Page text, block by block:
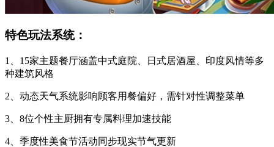
特色玩法系统：
1、15家主题餐厅涵盖中式庭院、日式居酒屋、印度风情等多
种建筑风格
2、动态天气系统影响顾客用餐偏好，需针对性调整菜单
3、8位个性主厨拥有专属料理加速技能
4、季度性美食节活动同步现实节气更新